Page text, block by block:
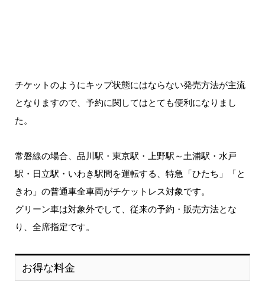
チケットのようにキップ状態にはならない発売方法が主流
となりますので、予約に関してはとても便利になりまし
た。
常磐線の場合、品川駅・東京駅・上野駅～土浦駅・水戸
駅・日立駅・いわき駅間を運転する、特急「ひたち」「と
きわ」の普通車全車両がチケットレス対象です。
グリーン車は対象外でして、従来の予約・販売方法とな
り、全席指定です。
お得な料金